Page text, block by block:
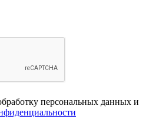
персональных данных и